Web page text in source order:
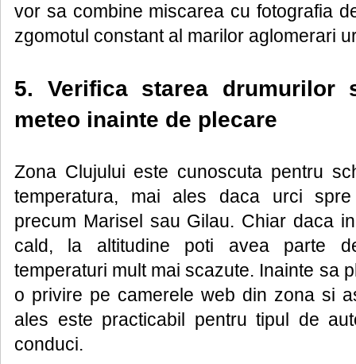
vor sa combine miscarea cu fotografia
zgomotul constant al marilor aglomerari
5. Verifica starea drumurilor
meteo inainte de plecare
Zona Clujului este cunoscuta pentru
temperatura, mai ales daca urci
precum Marisel sau Gilau. Chiar daca
cald, la altitudine poti avea parte
temperaturi mult mai scazute. Inainte sa
o privire pe camerele web din zona si
ales este practicabil pentru tipul de
conduci.